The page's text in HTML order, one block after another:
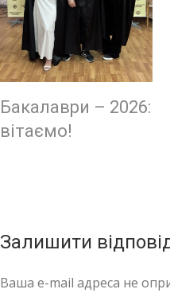
Бакалаври – 2026:
вітаємо!
Залишити
Ваша e-mail адреса не